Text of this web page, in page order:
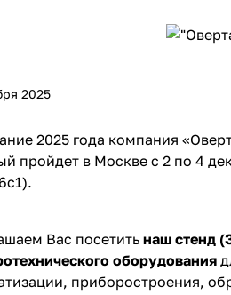
2025
2025 года компания
пройдет в Москве с 2 по 4
Вас посетитьнаш стенд
оборудования
приборостроения,